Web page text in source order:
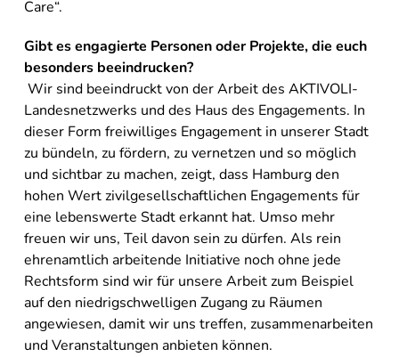
Care“.
Gibt es engagierte Personen oder Projekte, die euch
besonders beeindrucken?
Wir sind beeindruckt von der Arbeit des AKTIVOLI-
Landesnetzwerks und des Haus des Engagements. In
dieser Form freiwilliges Engagement in unserer Stadt
zu bündeln, zu fördern, zu vernetzen und so möglich
und sichtbar zu machen, zeigt, dass Hamburg den
hohen Wert zivilgesellschaftlichen Engagements für
eine lebenswerte Stadt erkannt hat. Umso mehr
freuen wir uns, Teil davon sein zu dürfen. Als rein
ehrenamtlich arbeitende Initiative noch ohne jede
Rechtsform sind wir für unsere Arbeit zum Beispiel
auf den niedrigschwelligen Zugang zu Räumen
angewiesen, damit wir uns treffen, zusammenarbeiten
und Veranstaltungen anbieten können.